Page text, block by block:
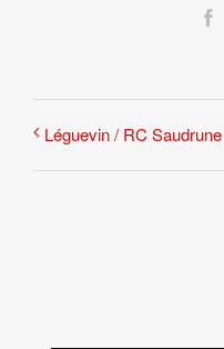
Léguevin / RC Saudrune